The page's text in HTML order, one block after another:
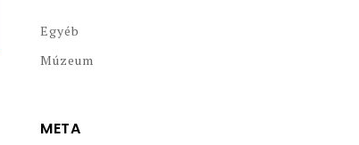
Egyéb
Múzeum
META